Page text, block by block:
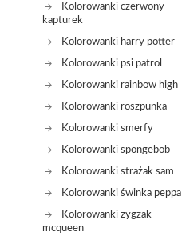
Kolorowanki czerwony
kapturek
Kolorowanki harry potter
Kolorowanki psi patrol
Kolorowanki rainbow high
Kolorowanki roszpunka
Kolorowanki smerfy
Kolorowanki spongebob
Kolorowanki strażak sam
Kolorowanki świnka peppa
Kolorowanki zygzak
mcqueen